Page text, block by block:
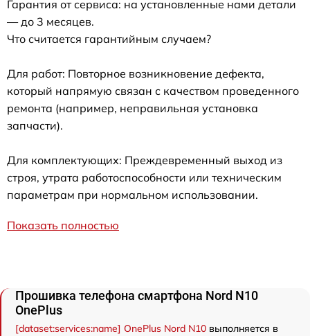
Гарантия от сервиса: на установленные нами детали
— до 3 месяцев.
Что считается гарантийным случаем?
Для работ: Повторное возникновение дефекта,
который напрямую связан с качеством проведенного
ремонта (например, неправильная установка
запчасти).
Для комплектующих: Преждевременный выход из
строя, утрата работоспособности или техническим
параметрам при нормальном использовании.
Показать полностью
Прошивка телефона смартфона Nord N10
OnePlus
[dataset:services:name] OnePlus Nord N10 выполняется в